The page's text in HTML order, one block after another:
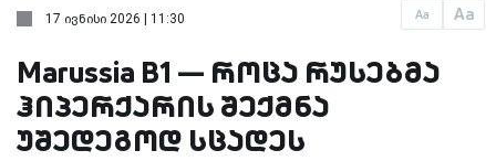
Aa Aa
17 ივნისი 2026 | 11:30
Marussia B1 — როცა რუსებმა
ჰიპერქარის შექმნა
უშედეგოდ სცადეს